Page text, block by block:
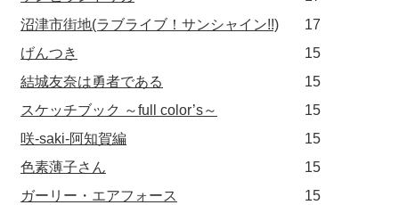
沼津市街地(ラブライブ！サンシャイン!!)
17
げんつき
15
結城友奈は勇者である
15
スケッチブック ～full color’s～
15
咲-saki-阿知賀編
15
色素薄子さん
15
ガーリー・エアフォース
15